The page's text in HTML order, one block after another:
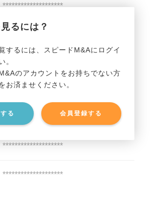
るには？
するには、スピードM&Aにログイ
。
のアカウントをお持ちでない方
お済ませください。
る 会員登録する
********************
********************
********************
********************
********************